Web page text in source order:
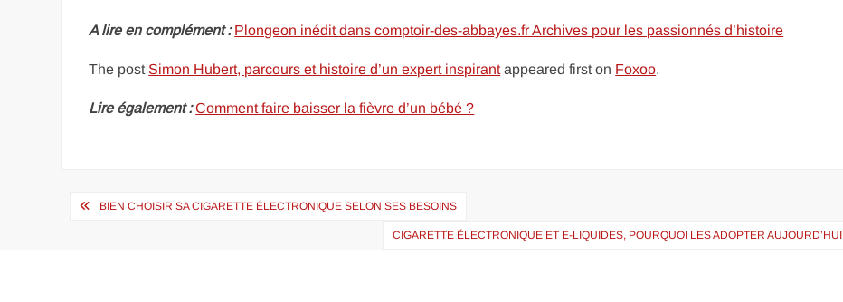
A lire en complément : Plongeon inédit dans comptoir-des-abbayes.fr Archives pour les passionnés d’histoire
The post Simon Hubert, parcours et histoire d’un expert inspirantappeared first on Foxoo.
Lire également : Comment faire baisser la fièvre d’un bébé ?
Navigation
BIEN CHOISIR SA CIGARETTE ÉLECTRONIQUE SELON SES BESOINS
CIGARETTE ÉLECTRONIQUE ET E-LIQUIDES, POURQUOI LES ADOPTER AUJOURD’HUI